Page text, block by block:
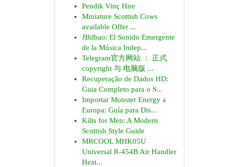
Pendik Vinç Hire
Miniature Scottish Cows
available Offer ...
JBilbao: El Sonido Emergente
de la Música Indep...
Telegram官方网站 ： 正式
copyright 与 电脑版 ...
Recuperação de Dados HD:
Guia Completo para o S...
Importar Monster Energy a
Europa: Guía para Dis...
Kilts for Men: A Modern
Scottish Style Guide
MRCOOL MHK05U
Universal R-454B Air Handler
Heat...